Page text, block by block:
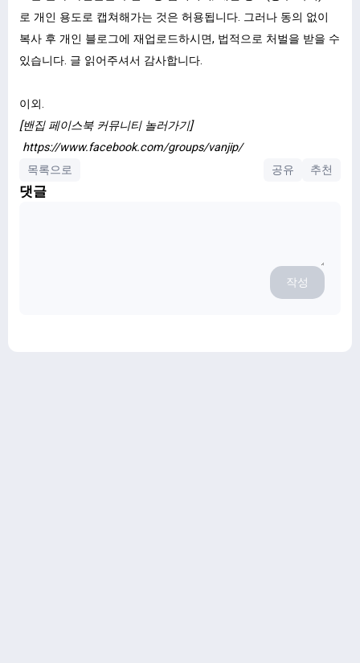
로 개인 용도로 캡쳐해가는 것은 허용됩니다. 그러나 동의 없이
복사 후 개인 블로그에 재업로드하시면, 법적으로 처벌을 받을 수
있습니다. 글 읽어주셔서 감사합니다.
이외.
[밴집 페이스북 커뮤니티 놀러가기]
https://www.facebook.com/groups/vanjip/
목록으로
공유 추천
댓글
작성